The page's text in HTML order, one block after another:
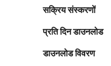
सक्रिय संस्करणों
प्रति दिन डाउनलोड
डाउनलोड विवरण